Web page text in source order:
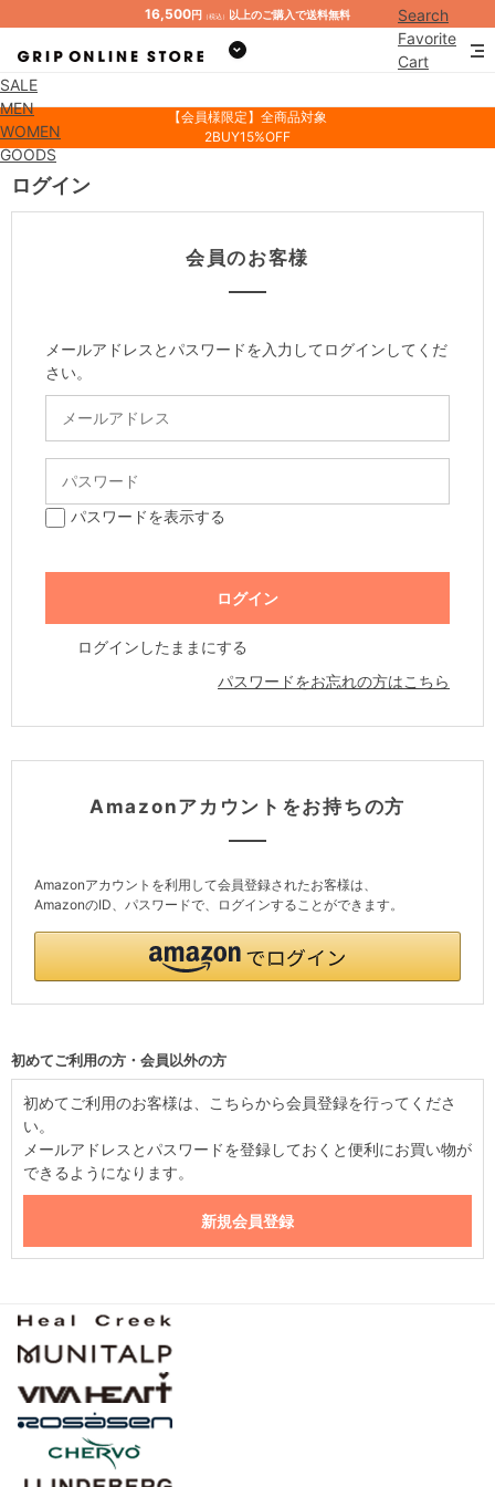
16,500円 （税込） 以上のご購入で送料無料
Search
Favorite
Cart
SALE
MEN
WOMEN
GOODS
【会員様限定】全商品対象
2BUY15%OFF
ログイン
会員のお客様
メールアドレスとパスワードを入力してログインしてくだ
さい。
パスワードを表示する
ログインしたままにする
パスワードをお忘れの方はこちら
Amazonアカウントをお持ちの方
Amazonアカウントを利用して会員登録されたお客様は、
AmazonのID、パスワードで、ログインすることができます。
初めてご利用の方・会員以外の方
初めてご利用のお客様は、こちらから会員登録を行ってくださ
い。
メールアドレスとパスワードを登録しておくと便利にお買い物が
できるようになります。